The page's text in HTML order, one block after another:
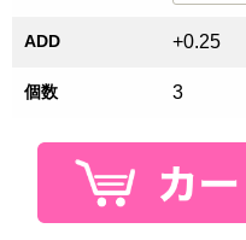
ADD +0.25
個数 3